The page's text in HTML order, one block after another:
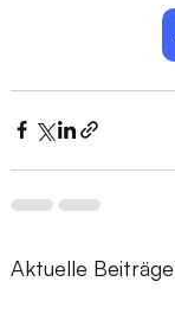
Aktuelle Beiträge